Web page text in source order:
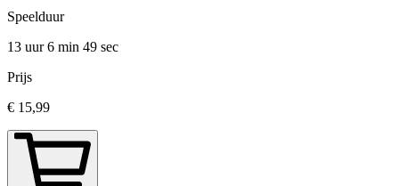
Speelduur
13 uur 6 min 49 sec
Prijs
€ 15,99